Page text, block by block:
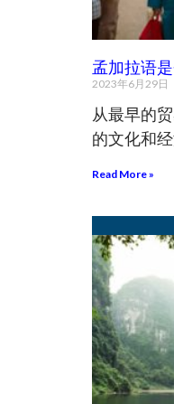
孟加拉语
2023年6月29日
从最早的
的文化和
Read More »